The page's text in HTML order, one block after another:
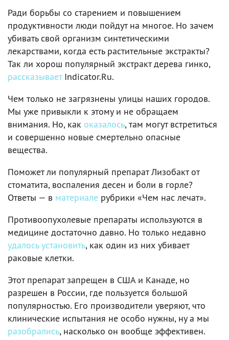
Ради борьбы со старением и повышением
продуктивности люди пойдут на многое. Но зачем
убивать свой организм синтетическими
лекарствами, когда есть растительные экстракты?
Так ли хорош популярный экстракт дерева гинко,
рассказываетIndicator.Ru.
Чем только не загрязнены улицы наших городов.
Мы уже привыкли к этому и не обращаем
внимания. Но, как оказалось, там могут встретиться
и совершенно новые смертельно опасные
вещества.
Поможет ли популярный препарат Лизобакт от
стоматита, воспаления десен и боли в горле?
Ответы — в материале рубрики «Чем нас лечат».
Противоопухолевые препараты используются в
медицине достаточно давно. Но только недавно
удалось установить, как один из них убивает
раковые клетки.
Этот препарат запрещен в США и Канаде, но
разрешен в России, где пользуется большой
популярностью. Его производители уверяют, что
клинические испытания не особо нужны, ну а мы
разобрались, насколько он вообще эффективен.